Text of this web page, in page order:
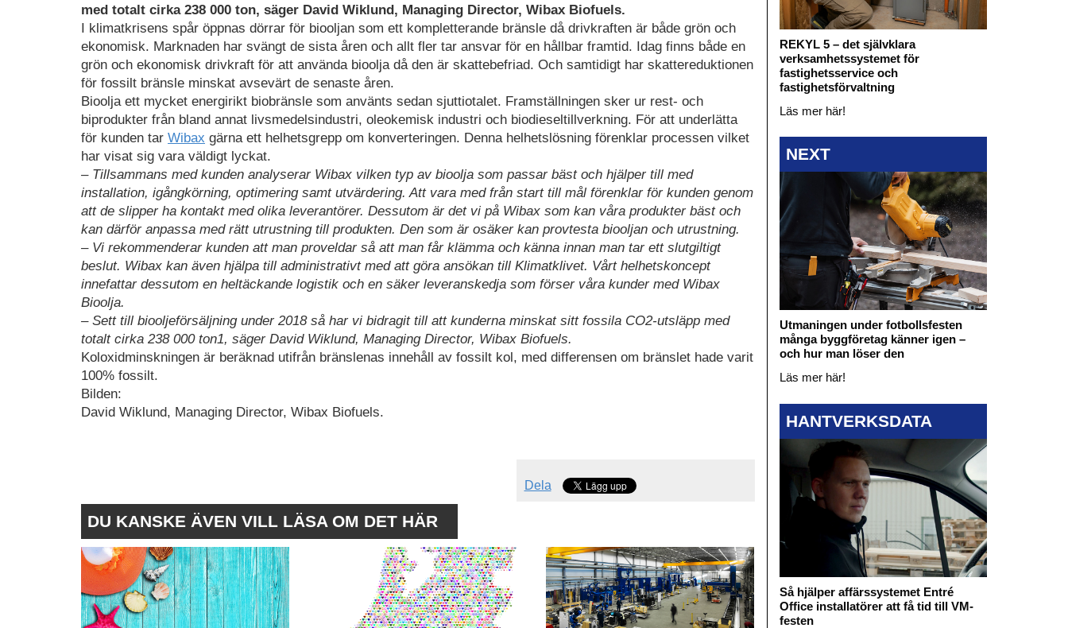
med totalt cirka 238 000 ton, säger David Wiklund, Managing Director, Wibax Biofuels.
I klimatkrisens spår öppnas dörrar för biooljan som ett kompletterande bränsle då drivkraften är både grön och
ekonomisk. Marknaden har svängt de sista åren och allt fler tar ansvar för en hållbar framtid. Idag finns både en
grön och ekonomisk drivkraft för att använda bioolja då den är skattebefriad. Och samtidigt har skattereduktionen
för fossilt bränsle minskat avsevärt de senaste åren.
Bioolja ett mycket energirikt biobränsle som använts sedan sjuttiotalet. Framställningen sker ur rest- och
biprodukter från bland annat livsmedelsindustri, oleokemisk industri och biodieseltillverkning. För att underlätta
för kunden tar Wibax gärna ett helhetsgrepp om konverteringen. Denna helhetslösning förenklar processen vilket
har visat sig vara väldigt lyckat.
– Tillsammans med kunden analyserar Wibax vilken typ av bioolja som passar bäst och hjälper till med
installation, igångkörning, optimering samt utvärdering. Att vara med från start till mål förenklar för kunden genom
att de slipper ha kontakt med olika leverantörer. Dessutom är det vi på Wibax som kan våra produkter bäst och
kan därför anpassa med rätt utrustning till produkten. Den som är osäker kan provtesta biooljan och utrustning.
– Vi rekommenderar kunden att man proveldar så att man får klämma och känna innan man tar ett slutgiltigt
beslut. Wibax kan även hjälpa till administrativt med att göra ansökan till Klimatklivet. Vårt helhetskoncept
innefattar dessutom en heltäckande logistik och en säker leveranskedja som förser våra kunder med Wibax
Bioolja.
– Sett till biooljeförsäljning under 2018 så har vi bidragit till att kunderna minskat sitt fossila CO2-utsläpp med
totalt cirka 238 000 ton1, säger David Wiklund, Managing Director, Wibax Biofuels.
Koloxidminskningen är beräknad utifrån bränslenas innehåll av fossilt kol, med differensen om bränslet hade varit
100% fossilt.
Bilden:
David Wiklund, Managing Director, Wibax Biofuels.
Dela
DU KANSKE ÄVEN VILL LÄSA OM DET HÄR
REKYL 5 – det självklara
verksamhetssystemet för
fastighetsservice och
fastighetsförvaltning
Läs mer här!
NEXT
Utmaningen under fotbollsfesten
många byggföretag känner igen –
och hur man löser den
Läs mer här!
HANTVERKSDATA
Så hjälper affärssystemet Entré
Office installatörer att få tid till VM-
festen